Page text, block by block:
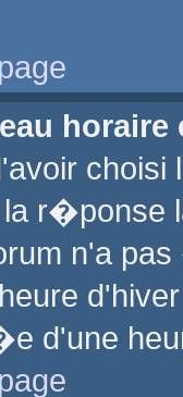
horaire
choisi
r�ponse
n'a
d'une